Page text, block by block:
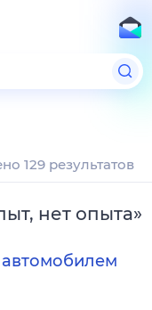
129 результатов
нет опыта»